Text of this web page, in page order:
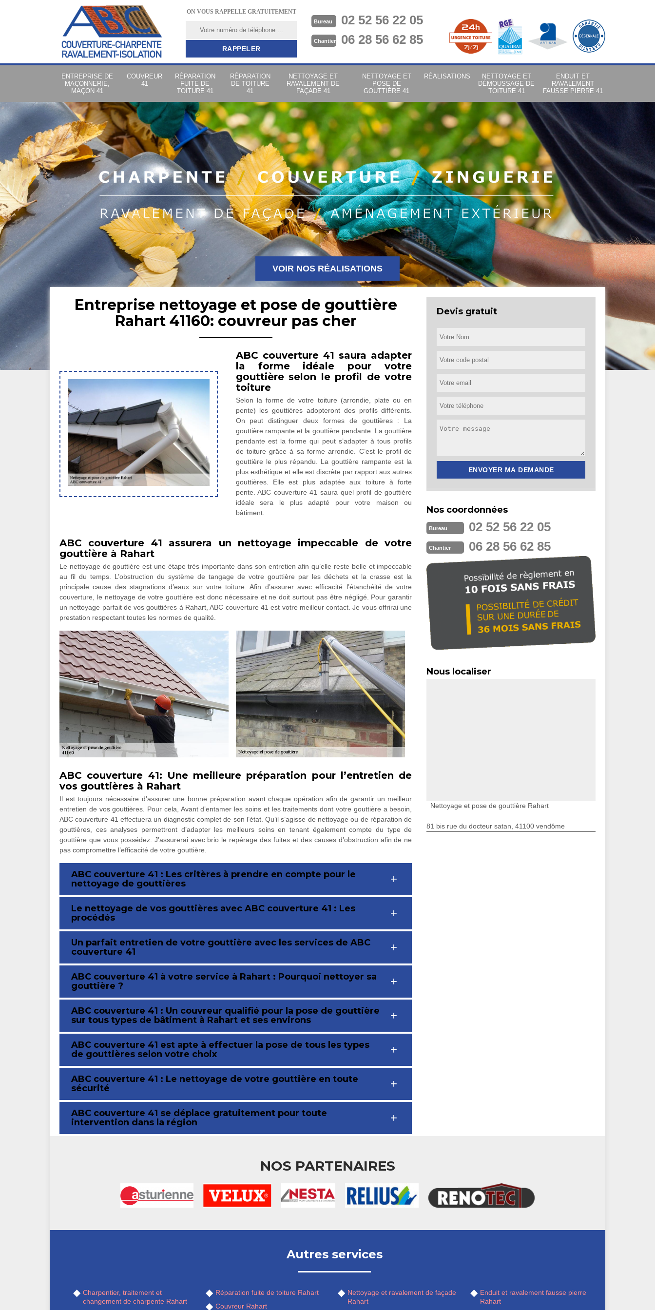
ON VOUS RAPPELLE GRATUITEMENT
Bureau 02 52 56 22 05
Chantier 06 28 56 62 85
ENTREPRISE DE
MAÇONNERIE,
MAÇON 41
COUVREUR
41
RÉPARATION
FUITE DE
TOITURE 41
RÉPARATION
DE TOITURE
41
NETTOYAGE ET
RAVALEMENT DE
FAÇADE 41
NETTOYAGE ET
POSE DE
GOUTTIÈRE 41
RÉALISATIONS
NETTOYAGE ET
DÉMOUSSAGE DE
TOITURE 41
ENDUIT ET
RAVALEMENT
FAUSSE PIERRE 41
VOIR NOS RÉALISATIONS
Entreprise nettoyage et pose de gouttière
Rahart 41160: couvreur pas cher
ABC couverture 41 saura adapter
la forme idéale pour votre
gouttière selon le profil de votre
toiture
Selon la forme de votre toiture (arrondie, plate ou en
pente) les gouttières adopteront des profils différents.
On peut distinguer deux formes de gouttières : La
gouttière rampante et la gouttière pendante. La gouttière
pendante est la forme qui peut s’adapter à tous profils
de toiture grâce à sa forme arrondie. C’est le profil de
gouttière le plus répandu. La gouttière rampante est la
plus esthétique et elle est discrète par rapport aux autres
gouttières. Elle est plus adaptée aux toiture à forte
pente. ABC couverture 41 saura quel profil de gouttière
idéale sera le plus adapté pour votre maison ou
bâtiment.
ABC couverture 41 assurera un nettoyage impeccable de votre
gouttière à Rahart
Le nettoyage de gouttière est une étape très importante dans son entretien afin qu’elle reste belle et impeccable
au fil du temps. L’obstruction du système de tangage de votre gouttière par les déchets et la crasse est la
principale cause des stagnations d’eaux sur votre toiture. Afin d’assurer avec efficacité l’étanchéité de votre
couverture, le nettoyage de votre gouttière est donc nécessaire et ne doit surtout pas être négligé. Pour garantir
un nettoyage parfait de vos gouttières à Rahart, ABC couverture 41 est votre meilleur contact. Je vous offrirai une
prestation respectant toutes les normes de qualité.
ABC couverture 41: Une meilleure préparation pour l’entretien de
vos gouttières à Rahart
Il est toujours nécessaire d’assurer une bonne préparation avant chaque opération afin de garantir un meilleur
entretien de vos gouttières. Pour cela, Avant d’entamer les soins et les traitements dont votre gouttière a besoin,
ABC couverture 41 effectuera un diagnostic complet de son l’état. Qu’il s’agisse de nettoyage ou de réparation de
gouttières, ces analyses permettront d’adapter les meilleurs soins en tenant également compte du type de
gouttière que vous possédez. J’assurerai avec brio le repérage des fuites et des causes d’obstruction afin de ne
pas compromettre l’efficacité de votre gouttière.
ABC couverture 41 : Les critères à prendre en compte pour le
nettoyage de gouttières
Le nettoyage de vos gouttières avec ABC couverture 41 : Les
procédés
Un parfait entretien de votre gouttière avec les services de ABC
couverture 41
ABC couverture 41 à votre service à Rahart : Pourquoi nettoyer sa
gouttière ?
ABC couverture 41 : Un couvreur qualifié pour la pose de gouttière
sur tous types de bâtiment à Rahart et ses environs
ABC couverture 41 est apte à effectuer la pose de tous les types
de gouttières selon votre choix
ABC couverture 41 : Le nettoyage de votre gouttière en toute
sécurité
ABC couverture 41 se déplace gratuitement pour toute
intervention dans la région
Devis gratuit
Nos coordonnées
Bureau 02 52 56 22 05
Chantier 06 28 56 62 85
Nous localiser
Nettoyage et pose de gouttière Rahart
81 bis rue du docteur satan, 41100 vendôme
NOS PARTENAIRES
Autres services
Charpentier, traitement et
changement de charpente Rahart
Réparation fuite de toiture Rahart
Couvreur Rahart
Nettoyage et ravalement de façade
Rahart
Enduit et ravalement fausse pierre
Rahart